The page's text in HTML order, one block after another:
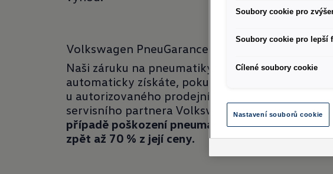
Volkswagen PneuGarance
Naši záruku na pneumatiky
automaticky získáte, pokud je koupíte
u autorizovaného prodejního a
servisního partnera Volkswagen.V
případě poškození pneumatiky získáte
zpět až 70 % z její ceny.
Air Stop
Při
chrání
Soubory cookie pro
Soubory cookie pro lepší
Cílené soubory cookie
Nastavení souborů cookie